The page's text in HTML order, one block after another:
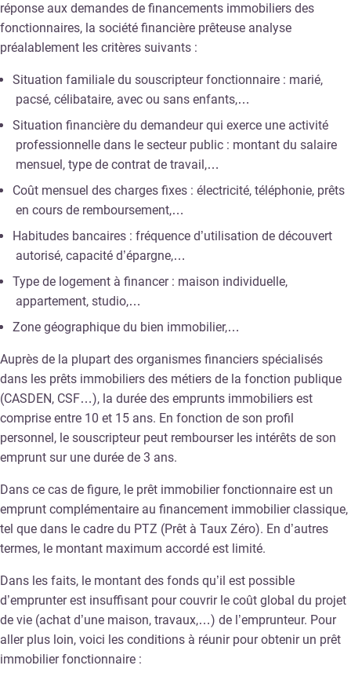
réponse aux demandes de financements immobiliers des
fonctionnaires, la société financière prêteuse analyse
préalablement les critères suivants :
Situation familiale du souscripteur fonctionnaire : marié,
pacsé, célibataire, avec ou sans enfants,…
Situation financière du demandeur qui exerce une activité
professionnelle dans le secteur public : montant du salaire
mensuel, type de contrat de travail,…
Coût mensuel des charges fixes : électricité, téléphonie, prêts
en cours de remboursement,…
Habitudes bancaires : fréquence d’utilisation de découvert
autorisé, capacité d’épargne,…
Type de logement à financer : maison individuelle,
appartement, studio,…
Zone géographique du bien immobilier,…
Auprès de la plupart des organismes financiers spécialisés
dans les prêts immobiliers des métiers de la fonction publique
(CASDEN, CSF…), la durée des emprunts immobiliers est
comprise entre 10 et 15 ans. En fonction de son profil
personnel, le souscripteur peut rembourser les intérêts de son
emprunt sur une durée de 3 ans.
Dans ce cas de figure, le prêt immobilier fonctionnaire est un
emprunt complémentaire au financement immobilier classique,
tel que dans le cadre du PTZ (Prêt à Taux Zéro). En d’autres
termes, le montant maximum accordé est limité.
Dans les faits, le montant des fonds qu’il est possible
d’emprunter est insuffisant pour couvrir le coût global du projet
de vie (achat d’une maison, travaux,…) de l’emprunteur. Pour
aller plus loin, voici les conditions à réunir pour obtenir un prêt
immobilier fonctionnaire :